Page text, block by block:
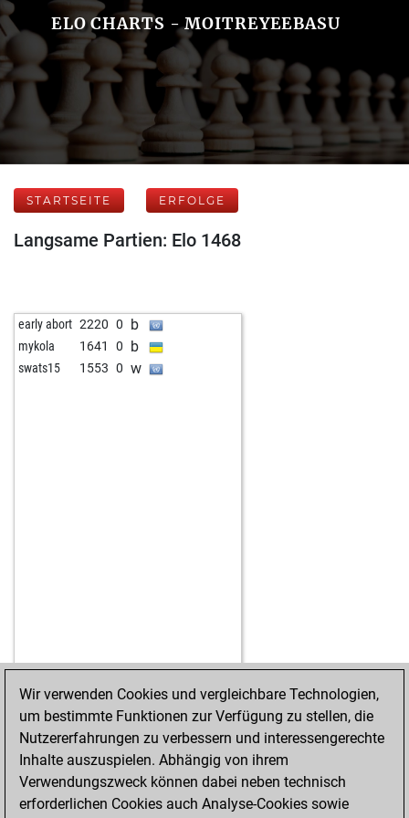
ELO CHARTS - MOITREYEEBASU
STARTSEITE ERFOLGE
Langsame Partien: Elo 1468
early abort 2220 0 b
mykola 1641 0 b
swats15 1553 0 w
STARTSEITE ERFOLGE
Wir verwenden Cookies und vergleichbare Technologien,
um bestimmte Funktionen zur Verfügung zu stellen, die
Nutzererfahrungen zu verbessern und interessengerechte
Inhalte auszuspielen. Abhängig von ihrem
Verwendungszweck können dabei neben technisch
erforderlichen Cookies auch Analyse-Cookies sowie